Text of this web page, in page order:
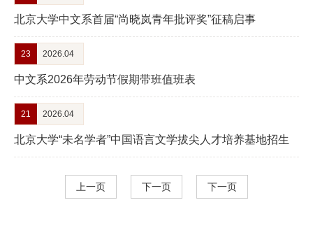
究
生
展
北京大学中文系首届“尚晓岚青年批评奖”征稿启事
23 2026.04
中文系2026年劳动节假期带班值班表
21 2026.04
北京大学“未名学者”中国语言文学拔尖人才培养基地招生
上一页 下一页 下一页